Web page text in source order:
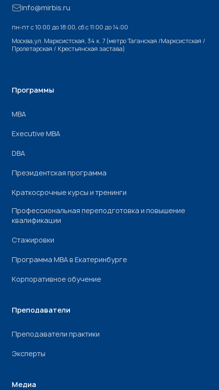
info@mirbis.ru
пн-пт с 10:00 до 18:00, cб с 11:00 до 14:00
Москва,ул. Марксистская, 34 к. 7 (метро Таганская /Марксистская /
Пролетарская / Крестьянская застава)
Программы
МВА
Executive MBA
DBA
Президентская программа
Краткосрочные курсы и тренинги
Профессиональная переподготовка и повышение
квалификации
Стажировки
Программа МВА в Екатеринбурге
Корпоративное обучение
Преподаватели
Преподаватели практики
Эксперты
Медиа